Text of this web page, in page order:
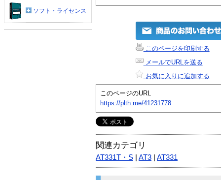
このページを印刷する
メールでURLを送る
お気に入りに追加する
このページのURL
https://plth.me/41231778
関連カテゴリ
AT331T・S AT3 AT331
ソフト・ライセンス